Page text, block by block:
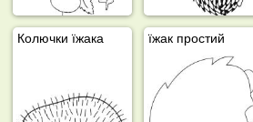
Колючки їжака їжак простий